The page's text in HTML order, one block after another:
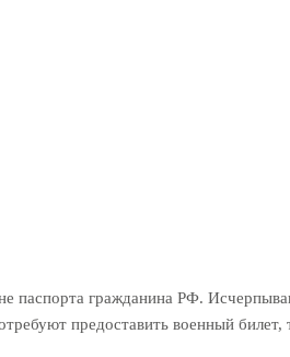
паспорта гражданина РФ.
предоставить военный билет,